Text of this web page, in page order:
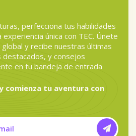
perfecciona tus habilidades
única con TEC. Únete
y recibe nuestras últimas
y consejos
en tu bandeja de entrada
comienza tu aventura con